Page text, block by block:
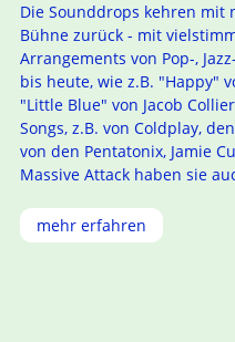
Die Sounddrops kehren mit
Bühne zurück - mit
Arrangements von Pop-,
bis heute, wie z.B. "Happy"
"Little Blue" von Jacob
Songs, z.B. von Coldplay,
von den Pentatonix, Jamie
Massive Attack haben sie
mehr erfahren